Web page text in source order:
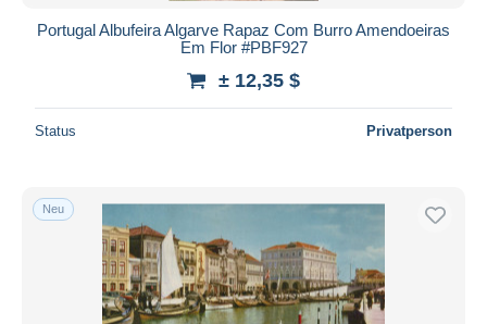
Portugal Albufeira Algarve Rapaz Com Burro Amendoeiras
Em Flor #PBF927
± 12,35 $
Status Privatperson
Neu